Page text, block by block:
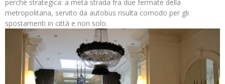
perché strategica: a metà strada fra due fermate della
metropolitana, servito da autobus risulta comodo per gli
spostamenti in città e non solo.